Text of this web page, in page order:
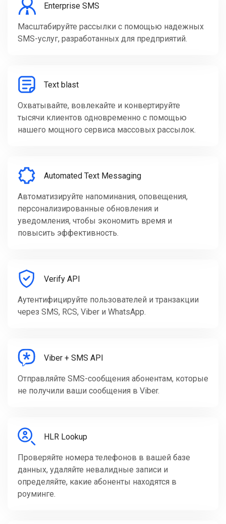
Enterprise SMS
Масштабируйте рассылки с помощью надежных
SMS-услуг, разработанных для предприятий.
Text blast
Охватывайте, вовлекайте и конвертируйте
тысячи клиентов одновременно с помощью
нашего мощного сервиса массовых рассылок.
Automated Text Messaging
Автоматизируйте напоминания, оповещения,
персонализированные обновления и
уведомления, чтобы экономить время и
повысить эффективность.
Verify API
Аутентифицируйте пользователей и транзакции
через SMS, RCS, Viber и WhatsApp.
Viber + SMS API
Отправляйте SMS-сообщения абонентам, которые
не получили ваши сообщения в Viber.
HLR Lookup
Проверяйте номера телефонов в вашей базе
данных, удаляйте невалидные записи и
определяйте, какие абоненты находятся в
роуминге.